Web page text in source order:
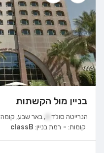
בניין מול הקשתות
הנרייטה סולד , באר שבע, קומה
רמת בניין: classB קומות: -